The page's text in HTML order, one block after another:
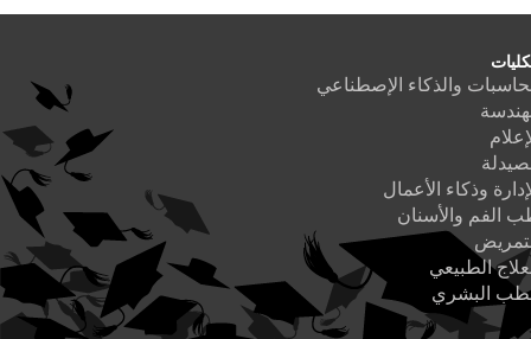
والذكاء الإصطناعي
وذكاء الأعمال
الفم والأسنان
الطبيعي
البشري